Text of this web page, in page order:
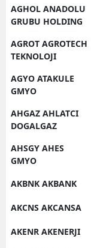
AGHOL ANADOLU
GRUBU HOLDING
AGROT AGROTECH
TEKNOLOJI
AGYO ATAKULE
GMYO
AHGAZ AHLATCI
DOGALGAZ
AHSGY AHES
GMYO
AKBNK AKBANK
AKCNS AKCANSA
AKENR AKENERJI